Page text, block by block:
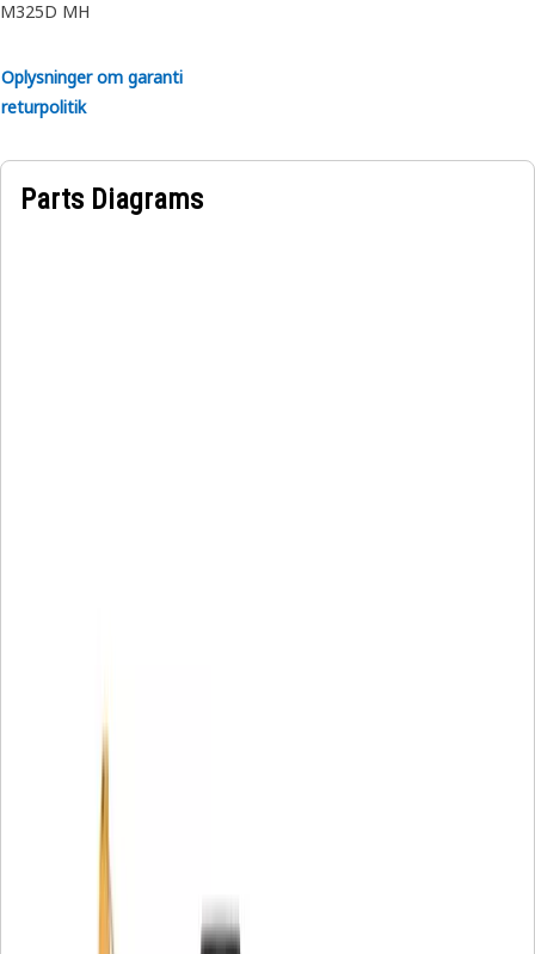
M325D MH
Oplysninger om garanti
returpolitik
Parts Diagrams